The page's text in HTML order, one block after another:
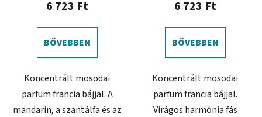
6 723 Ft
BŐVEBBEN
Koncentrált mosodai
parfüm francia bájjal. A
mandarin, a szantálfa és az
5-
ből
csillag.
6 723 Ft
BŐVEBBEN
Koncentrált mosodai
parfüm francia bájjal.
Virágos harmónia fás